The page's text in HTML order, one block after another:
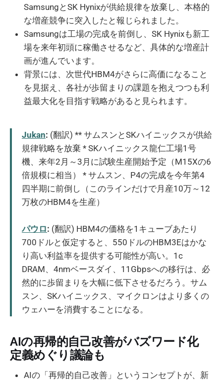
SamsungとSK Hynixが供給規律を放棄し、本格的
な増産競争に突入したと報じられました。
Samsungは工場の完成を前倒し、SK Hynixも新工
場を来年初頭に稼働させるなど、具体的な増産計
画が進んでいます。
背景には、次世代HBM4がさらに高価になること
を見据え、各社が歩留まりの課題を抱えつつも利
益最大化を目指す戦略があると見られます。
Jukan: (翻訳) ** サムスンとSKハイニックスが供給
規律戦略を放棄 * SKハイニックス龍仁工場1号
機、来年2月～3月に試験生産開始予定（M15Xの6
倍規模に相当） * サムスン、P4の完成を今年第4
四半期に前倒し（このラインだけで月産10万～12
万枚のHBM4を生産）
パウロ: (翻訳) HBM4の価格を1キューブあたり
700ドルと仮定すると、550ドルのHBM3Eはかな
り高い利益率を提供する可能性が高い。1c
DRAM、4nmベースダイ、11Gbpsへの移行は、必
然的に歩留まりを大幅に低下させるだろう。サム
スン、SKハイニックス、マイクロンはより多くの
ウェハーを消費することになる。
AIの再帰的自己改善がバズワード化
定義めぐり議論も
AIの「再帰的自己改善」というコンセプトが、新